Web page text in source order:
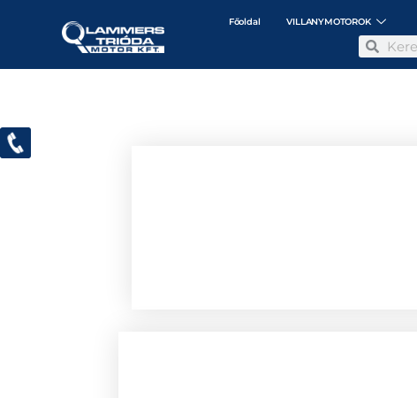
Főoldal VILLANYMOTOROK